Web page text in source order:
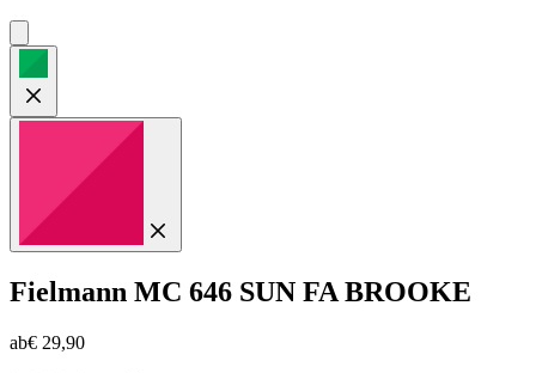
Fielmann MC 646 SUN FA BROOKE
ab€ 29,90